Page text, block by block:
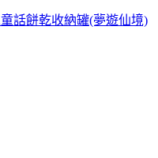
話餅乾收納罐(夢遊仙境)